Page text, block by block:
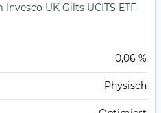
UK Gilts UCITS ETF
0,06 %
Physisch